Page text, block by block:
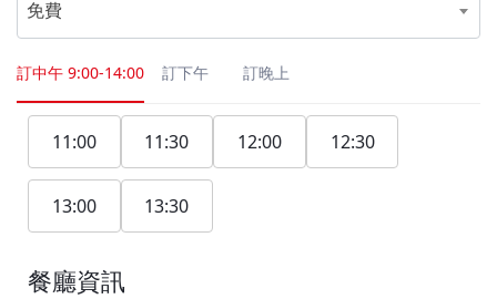
免費
訂中午 9:00-14:00 訂下午 訂晚上
11:00 11:30 12:00 12:30
13:00 13:30
餐廳資訊